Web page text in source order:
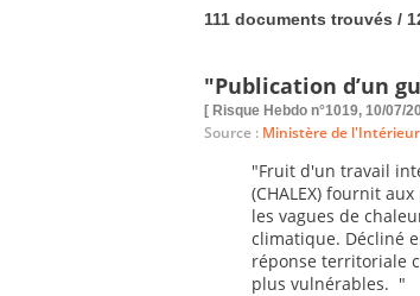
111 documents trouvés /
"Publication d’un
[ Risque Hebdo n°1019, 10/07/
Source : Ministère de l'Intérieur
"Fruit d'un travail
(CHALEX) fournit
les vagues de
climatique. Décliné
réponse territoriale
plus vulnérables. "